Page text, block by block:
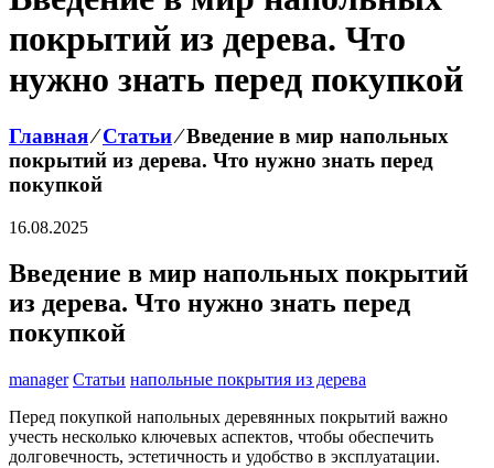
покрытий из дерева. Что
нужно знать перед покупкой
Главная⁄Статьи⁄Введение в мир напольных
покрытий из дерева. Что нужно знать перед
покупкой
16.08.2025
Введение в мир напольных покрытий
из дерева. Что нужно знать перед
покупкой
manager Статьи напольные покрытия из дерева
Перед покупкой напольных деревянных покрытий важно
учесть несколько ключевых аспектов, чтобы обеспечить
долговечность, эстетичность и удобство в эксплуатации.